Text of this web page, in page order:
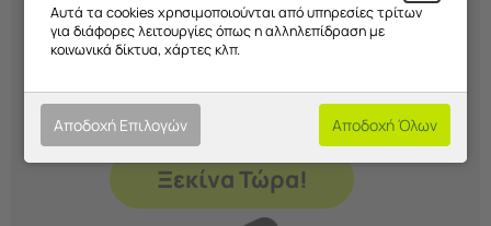
Διάλεξε σχέδιο, χρώμα και υλικό και
δημιούργησε μια
εμείς τηνκατασκευάζουμε!
Ξεκίνα Τώρα!
Αυτά τα cookies χρησιμοποιούνται από υπηρεσίες τρίτων
για διάφορες λειτουργίες όπως η αλληλεπίδραση με
κοινωνικά δίκτυα, χάρτες κλπ.
Αποδοχή Επιλογών Αποδοχή Όλων